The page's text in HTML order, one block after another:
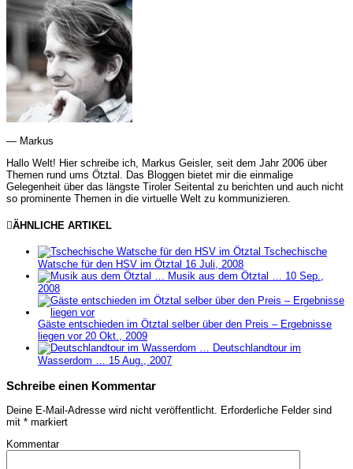
— Markus
Hallo Welt! Hier schreibe ich, Markus Geisler, seit dem Jahr 2006 über
Themen rund ums Ötztal. Das Bloggen bietet mir die einmalige
Gelegenheit über das längste Tiroler Seitental zu berichten und auch nicht
so prominente Themen in die virtuelle Welt zu kommunizieren.
ÄHNLICHE ARTIKEL
Tschechische
Watsche für den HSV im Ötztal 16 Juli, 2008
Musik aus dem Ötztal … 10 Sep.,
2008
Gäste entschieden im Ötztal selber über den Preis – Ergebnisse
liegen vor 20 Okt., 2009
Deutschlandtour im
Wasserdom … 15 Aug., 2007
Schreibe einen Kommentar
Deine E-Mail-Adresse wird nicht veröffentlicht.
Erforderliche Felder sind
mit * markiert
Kommentar